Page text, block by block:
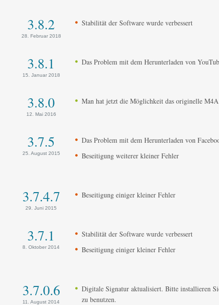
3.8.2
28. Februar 2018
Stabilität der Software wurde verbessert
3.8.1
15. Januar 2018
Das Problem mit dem Herunterladen von
3.8.0
12. Mai 2016
Man hat jetzt die Möglichkeit das originelle
3.7.5
25. August 2015
Das Problem mit dem Herunterladen von
Beseitigung weiterer kleiner Fehler
3.7.4.7
29. Juni 2015
Beseitigung einiger kleiner Fehler
3.7.1
8. Oktober 2014
Stabilität der Software wurde verbessert
Beseitigung einiger kleiner Fehler
3.7.0.6
11. August 2014
Digitale Signatur aktualisiert. Bitte installieren
zu benutzen.